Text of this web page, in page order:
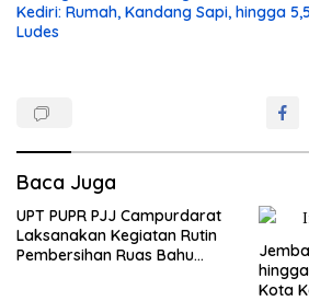
Kediri: Rumah, Kandang Sapi, hingga
Ludes
Baca Juga
UPT PUPR PJJ Campurdarat
Laksanakan Kegiatan Rutin
Pembersihan Ruas Bahu
Kota